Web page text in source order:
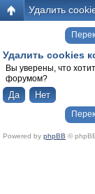
Удалить
Удалить cookies
Вы уверены, что
форумом?
Powered by phpBB ©